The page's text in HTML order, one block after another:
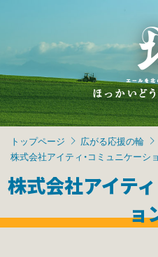
トップページ 広がる応援の輪
株式会社アイティ・コミュニケーシ
株式会社アイテ
ョ